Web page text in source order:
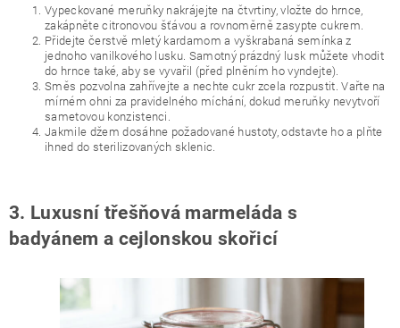
Vypeckované meruňky nakrájejte na čtvrtiny, vložte do hrnce,
zakápněte citronovou šťávou a rovnoměrně zasypte cukrem.
Přidejte čerstvě mletý kardamom a vyškrabaná semínka z
jednoho vanilkového lusku. Samotný prázdný lusk můžete vhodit
do hrnce také, aby se vyvařil (před plněním ho vyndejte).
Směs pozvolna zahřívejte a nechte cukr zcela rozpustit. Vařte na
mírném ohni za pravidelného míchání, dokud meruňky nevytvoří
sametovou konzistenci.
Jakmile džem dosáhne požadované hustoty, odstavte ho a plňte
ihned do sterilizovaných sklenic.
3. Luxusní třešňová marmeláda s
badyánem a cejlonskou skořicí